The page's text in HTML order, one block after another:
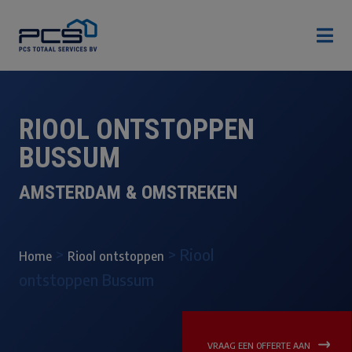

RIOOL ONTSTOPPEN
BUSSUM
AMSTERDAM & OMSTREKEN
Home Riool ontstoppen > Riool
ontstoppen Bussum
VRAAG EEN OFFERTE AAN